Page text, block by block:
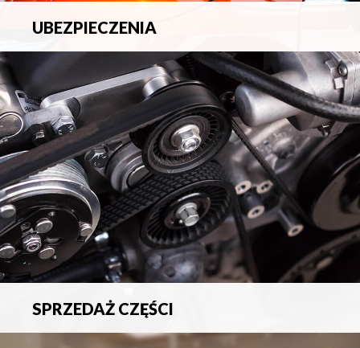
UBEZPIECZENIA
Pełna ochrona ubezpieczeniowa w zakresie wszelkich
SPRZEDAŻ CZĘŚCI
Sprzedaż oryginalnych części samochodowych oraz